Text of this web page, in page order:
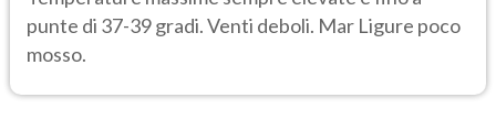
punte di 37-39 gradi. Venti deboli. Mar Ligure poco
mosso.